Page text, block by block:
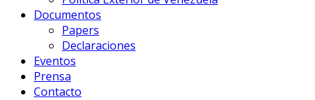
Documentos
Papers
Declaraciones
Eventos
Prensa
Contacto